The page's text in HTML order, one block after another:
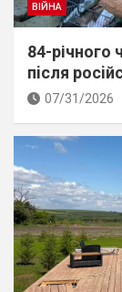
ВІЙНА
84-річного
пiсля
07/31/2026